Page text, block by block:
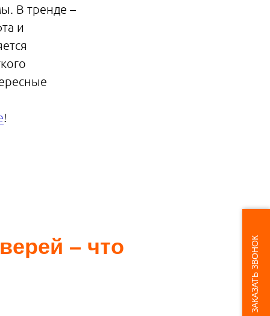
В тренде –
и
!
– что
ЗАКАЗАТЬ ЗВОНОК